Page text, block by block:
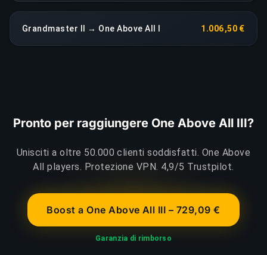
Grandmaster II → One Above All I 1.006,50 €
Pronto per raggiungere One Above All III?
Unisciti a oltre 50.000 clienti soddisfatti. One Above
All players. Protezione VPN. 4,9/5 Trustpilot.
Boost a One Above All III – 729,09 €
Garanzia di rimborso